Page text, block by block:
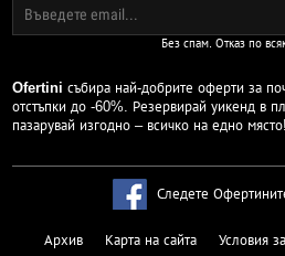
Без спам. Отказ по
Ofertini събира най-добрите оферти за
отстъпки до -60%. Резервирай уикенд в
пазарувай изгодно – всичко на едно място!
Следете
Архив Карта на сайта Условия